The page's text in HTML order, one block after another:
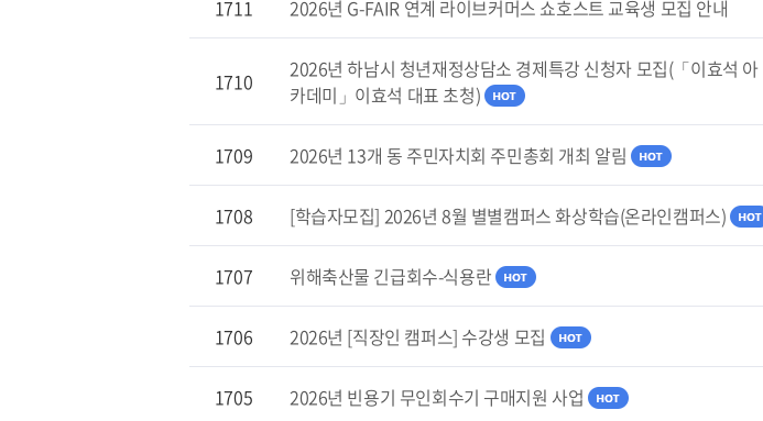
1711 2026년 G-FAIR 연계 라이브커머스 쇼호스트 교육생 모집 안내
1710
2026년 하남시 청년재정상담소 경제특강 신청자 모집(「이효석 아
카데미」이효석 대표 초청)
1709 2026년 13개 동 주민자치회 주민총회 개최 알림
1708 [학습자모집] 2026년 8월 별별캠퍼스 화상학습(온라인캠퍼스)
1707 위해축산물 긴급회수-식용란
1706 2026년 [직장인 캠퍼스] 수강생 모집
1705 2026년 빈용기 무인회수기 구매지원 사업